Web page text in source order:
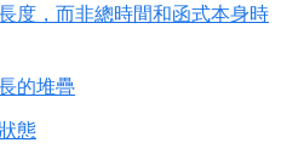
度，而非總時間和函式本身時
的堆疊
態